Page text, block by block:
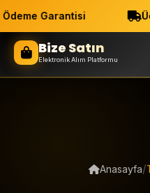
Garantisi
Bize Satın
Elektronik Alım Platformu
Anasayfa/